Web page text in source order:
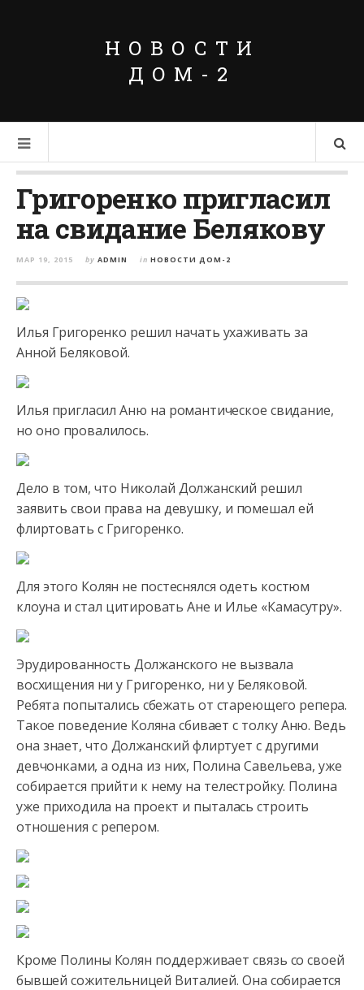
НОВОСТИ
ДОМ-2
Григоренко пригласил
на свидание Белякову
МАР 19, 2015 by ADMIN in НОВОСТИ ДОМ-2
Илья Григоренко решил начать ухаживать за
Анной Беляковой.
Илья пригласил Аню на романтическое свидание,
но оно провалилось.
Дело в том, что Николай Должанский решил
заявить свои права на девушку, и помешал ей
флиртовать с Григоренко.
Для этого Колян не постеснялся одеть костюм
клоуна и стал цитировать Ане и Илье «Камасутру».
Эрудированность Должанского не вызвала
восхищения ни у Григоренко, ни у Беляковой.
Ребята попытались сбежать от стареющего репера.
Такое поведение Коляна сбивает с толку Аню. Ведь
она знает, что Должанский флиртует с другими
девчонками, а одна из них, Полина Савельева, уже
собирается прийти к нему на телестройку. Полина
уже приходила на проект и пыталась строить
отношения с репером.
Кроме Полины Колян поддерживает связь со своей
бывшей сожительницей Виталией. Она собирается